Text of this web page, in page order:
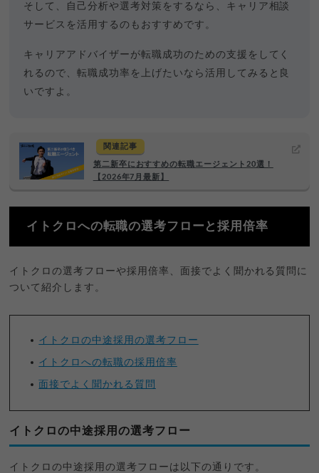
そして、自己分析や選考対策をするなら、キャリア相談
サービスを活用するのもおすすめです。
キャリアアドバイザーが転職成功のための支援をしてく
れるので、転職成功率を上げたいなら活用してみると良
いですよ。
関連記事
第二新卒におすすめの転職エージェント20選！
【2026年7月最新】
イトクロへの転職の選考フローと採用倍率
イトクロの選考フローや採用倍率、面接でよく聞かれる質問に
ついて紹介します。
イトクロの中途採用の選考フロー
イトクロへの転職の採用倍率
面接でよく聞かれる質問
イトクロの中途採用の選考フロー
イトクロの中途採用の選考フローは以下の通りです。